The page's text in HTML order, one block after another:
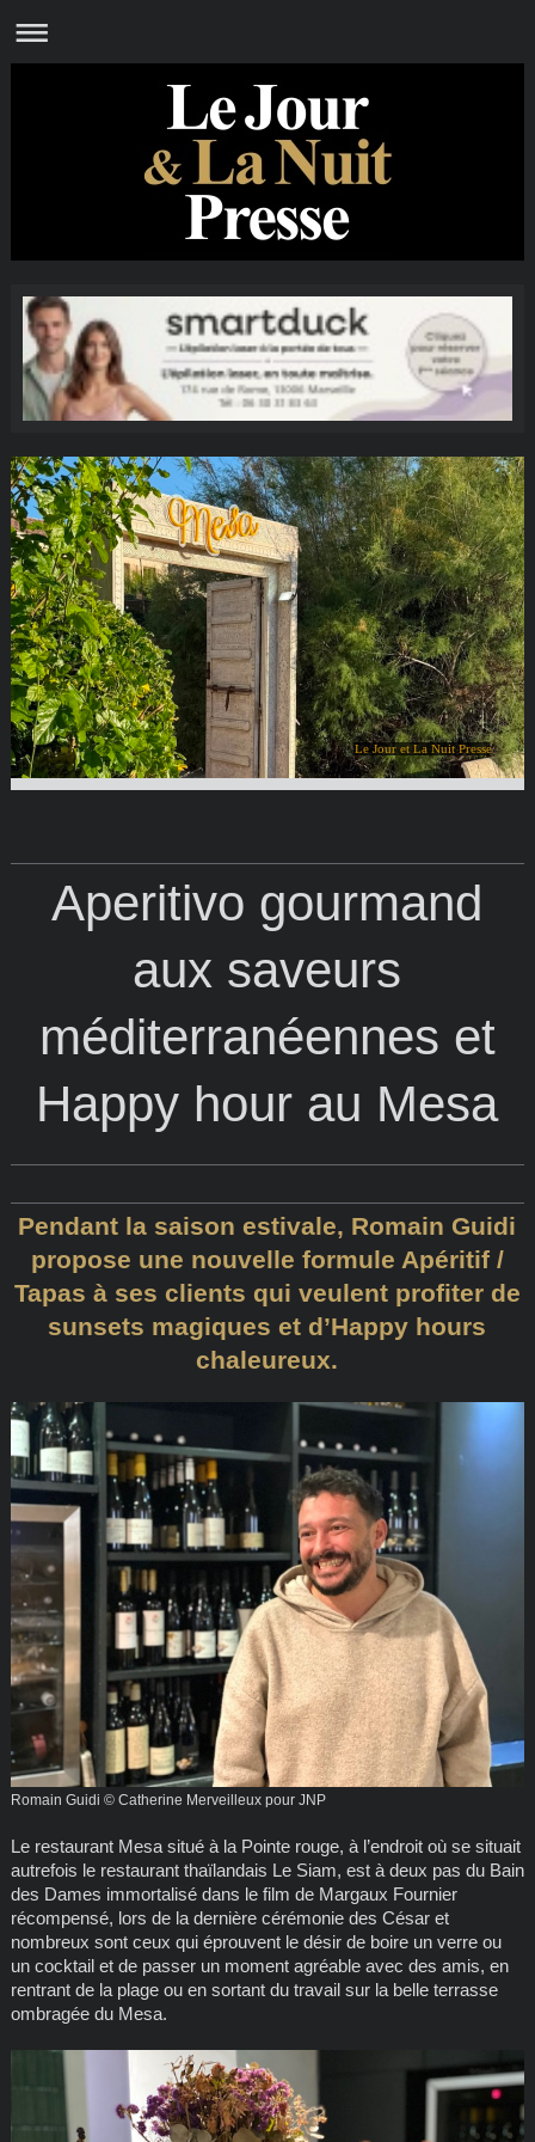
Le Jour et La Nuit Presse
Aperitivo gourmand
aux saveurs
méditerranéennes et
Happy hour au Mesa
Pendant la saison estivale, Romain Guidi
propose une nouvelle formule Apéritif /
Tapas à ses clients qui veulent profiter de
sunsets magiques et d’Happy hours
chaleureux.
Romain Guidi © Catherine Merveilleux pour JNP
Le restaurant Mesa situé à la Pointe rouge, à l’endroit où se situait
autrefois le restaurant thaïlandais Le Siam, est à deux pas du Bain
des Dames immortalisé dans le film de Margaux Fournier
récompensé, lors de la dernière cérémonie des César et
nombreux sont ceux qui éprouvent le désir de boire un verre ou
un cocktail et de passer un moment agréable avec des amis, en
rentrant de la plage ou en sortant du travail sur la belle terrasse
ombragée du Mesa.